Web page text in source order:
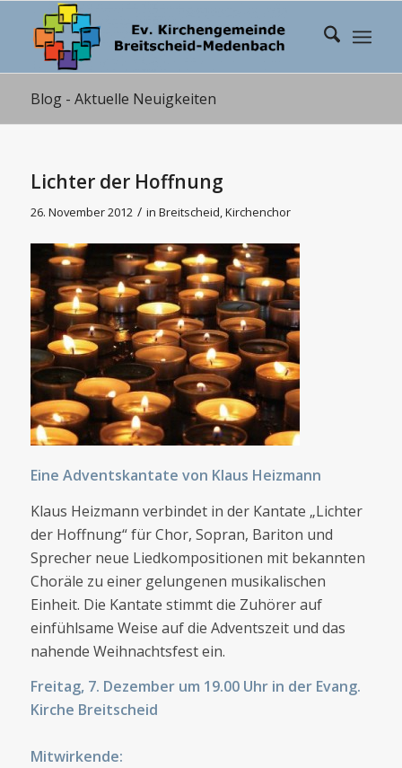
Blog - Aktuelle Neuigkeiten
Lichter der Hoffnung
26. November 2012 / in Breitscheid,Kirchenchor
Eine Adventskantate von Klaus Heizmann
Klaus Heizmann verbindet in der Kantate „Lichter
der Hoffnung“ für Chor, Sopran, Bariton und
Sprecher neue Liedkompositionen mit bekannten
Choräle zu einer gelungenen musikalischen
Einheit. Die Kantate stimmt die Zuhörer auf
einfühlsame Weise auf die Adventszeit und das
nahende Weihnachtsfest ein.
Freitag, 7. Dezember um 19.00 Uhr in der Evang.
Kirche Breitscheid
Mitwirkende: